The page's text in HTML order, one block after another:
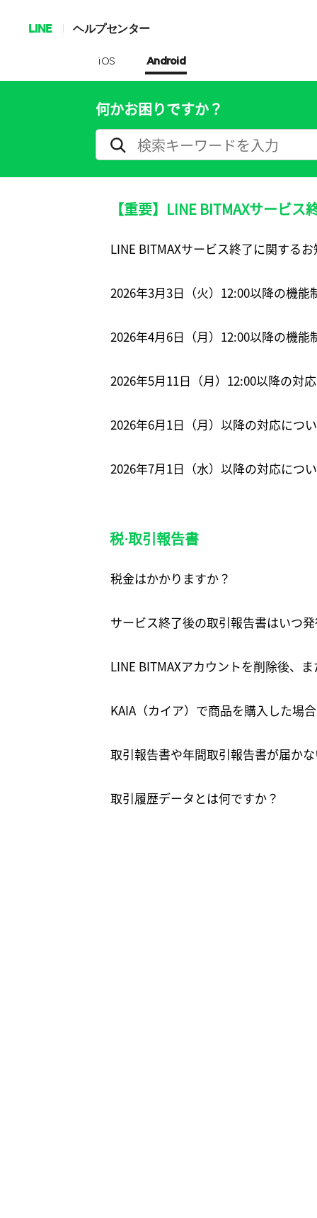
LINE ヘルプセンター
iOS Android
何かお困りですか？
【重要】LINE BITMAXサービ
LINE BITMAXサービス終了に関する
2026年3月3日（火）12:00以降の機能
2026年4月6日（月）12:00以降の機能
2026年5月11日（月）12:00以降の対
2026年6月1日（月）以降の対応につ
2026年7月1日（水）以降の対応につ
税⋅取引報告書
税金はかかりますか？
サービス終了後の取引報告書はいつ
LINE BITMAXアカウントを削除後、
KAIA（カイア）で商品を購入した場
取引報告書や年間取引報告書が届か
取引履歴データとは何ですか？